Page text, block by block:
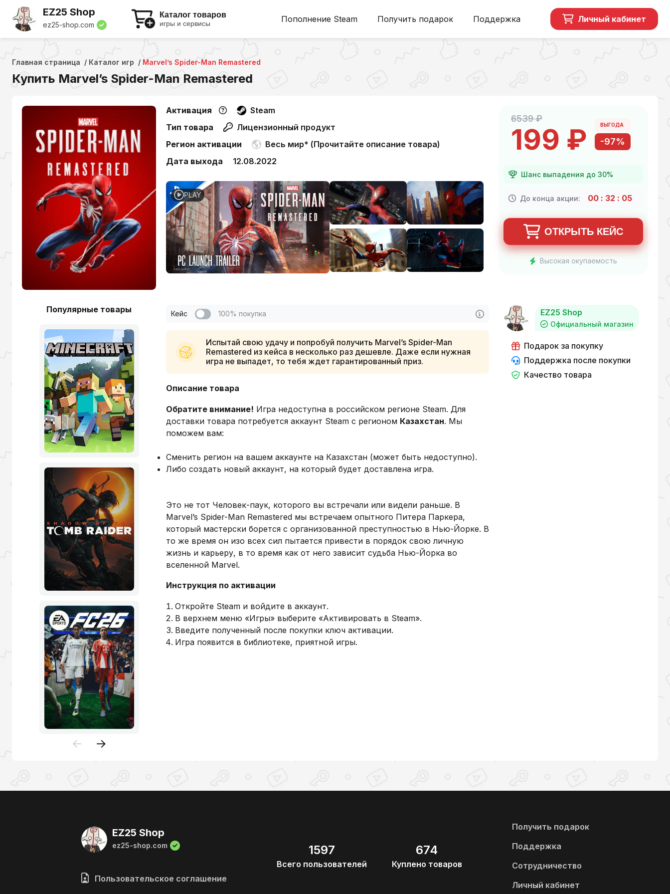
EZ25 Shop
ez25-shop.com
Каталог товаров
игры и сервисы Пополнение Steam Получить подарок Поддержка Личный кабинет
Главная страница Каталог игр Marvel’s Spider-Man Remastered
Купить Marvel’s Spider-Man Remastered
Активация
Steam
Тип товара
Лицензионный продукт
Регион активации
Весь мир* (Прочитайте описание товара)
Дата выхода
12.08.2022
PLAY
6539 ₽
199 ₽ ВЫГОДА
-97%
Шанс выпадения до 30%
До конца акции: 00 : 32 : 04
ОТКРЫТЬ КЕЙС
Высокая окупаемость
Популярные товары Кейс 100% покупка
Испытай свою удачу и попробуй получить Marvel’s Spider-Man
Remastered из кейса в несколько раз дешевле. Даже если нужная
игра не выпадет, то тебя ждет гарантированный приз.
Описание товара
Обратите внимание! Игра недоступна в российском регионе Steam. Для
доставки товара потребуется аккаунт Steam с регионом Казахстан. Мы
поможем вам:
Сменить регион на вашем аккаунте на Казахстан (может быть недоступно).
Либо создать новый аккаунт, на который будет доставлена игра.
Это не тот Человек-паук, которого вы встречали или видели раньше. В
Marvel’s Spider-Man Remastered мы встречаем опытного Питера Паркера,
который мастерски борется с организованной преступностью в Нью-Йорке. В
то же время он изо всех сил пытается привести в порядок свою личную
жизнь и карьеру, в то время как от него зависит судьба Нью-Йорка во
вселенной Marvel.
Инструкция по активации
Откройте Steam и войдите в аккаунт.
В верхнем меню «Игры» выберите «Активировать в Steam».
Введите полученный после покупки ключ активации.
Игра появится в библиотеке, приятной игры.
EZ25 Shop
Официальный магазин
Подарок за покупку
Поддержка после покупки
Качество товара
EZ25 Shop
ez25-shop.com
Пользовательское соглашение
1597
Всего пользователей
674
Куплено товаров
Получить подарок
Поддержка
Сотрудничество
Личный кабинет